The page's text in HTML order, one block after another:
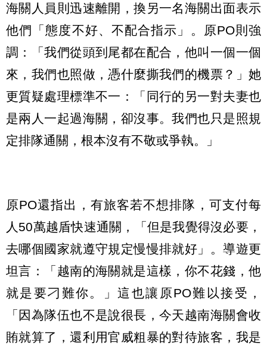
海關人員則迅速離開，換另一名海關出面表示
他們「態度不好、不配合指示」。原PO則強
調：「我們從頭到尾都在配合，他叫一個一個
來，我們也照做，憑什麼撕我們的機票？」她
更質疑處理標準不一：「同行的另一對夫妻也
是兩人一起過海關，卻沒事。我們也只是照規
定排隊通關，根本沒有不敬或爭執。」
原PO還指出，有旅客若不想排隊，可支付每
人50萬越盾快速通關，「但是我覺得沒必要，
去哪個國家就遵守規定慢慢排就好」。導遊更
坦言：「越南的海關就是這樣，你不花錢，他
就是要刁難你。」這也讓原PO難以接受，
「因為隊伍也不是說很長，今天越南海關會收
賄就算了，還利用官威粗暴的對待旅客，我是